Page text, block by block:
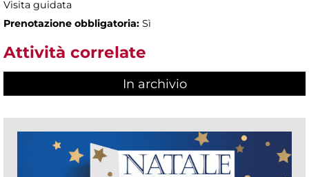
Visita guidata
Prenotazione obbligatoria: Sì
Attività correlate
In archivio